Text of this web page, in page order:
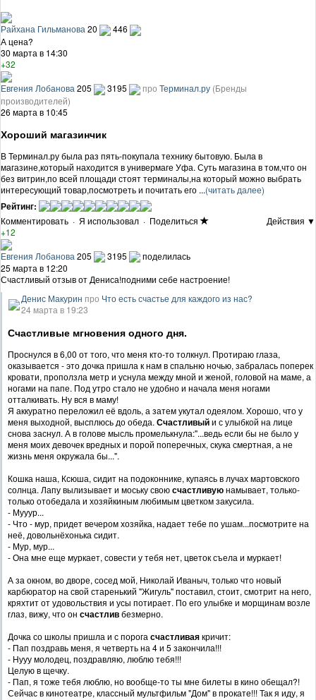
Райхана Гильманова 20
446
А цена?
30 марта в 14:30
+32
Евгения Лобанова 205 3195 про Терминал.ру (Бренды
производителей)
26 марта в 10:45
Хороший магазинчик
В Терминал.ру была раз пять-покупала технику бытовую. Была в
магазине,который находится в универмаге Уфа. Суть магазина в том,что он
без витрин,по всей площади стоят терминалы,на который можно выбрать
интересующий товар,посмотреть и почитать его ...(читать далее)
Рейтинг:
Комментировать · Я использовал · Поделиться
Действия ▼
+12
Евгения Лобанова 205 3195
поделилась
25 марта в 12:20
Счастливый отзыв от Дениса!подними себе настроение!
Денис Макурин про Что есть счастье для каждого из нас?
24 марта в 19:23
Счастливые мгновения одного дня.
Проснулся в 6,00 от того, что меня кто-то толкнул. Протираю глаза,
оказывается - это дочка пришла к нам в спальню ночью, забралась поперек
кровати, проползла метр и уснула между мной и женой, головой на маме, а
ногами на папе. Под утро стало не удобно и начала меня ногами
отталкивать. Ну вся в маму!
Я аккуратно переложил её вдоль, а затем укутал одеялом. Хорошо, что у
меня выходной, высплюсь до обеда.Счастливыйи с улыбкой на лице
снова заснул. А в голове мысль промелькнула:"...ведь если бы не было у
меня моих девочек вредных и порой поперечных, скука смертная, а не
жизнь меня окружала бы...".
Кошка наша, Ксюша, сидит на подоконнике, купаясь в лучах мартовского
солнца. Лапу вылизывает и моську своюсчастливуюнамывает, только-
только отобедала и хозяйкиным любимым цветком закусила.
- Мууур...
- Что - мур, придет вечером хозяйка, надает тебе по ушам...посмотрите на
неё, довольнёхонька сидит.
- Мур, мур...
- Она мне еще муркает, совести у тебя нет, цветок съела и муркает!
А за окном, во дворе, сосед мой, Николай Иваныч, только что новый
карбюратор на свой старенький "Жигуль" поставил, стоит, смотрит на него,
кряхтит от удовольствия и усы потирает. По его улыбке и морщинам возле
глаз, вижу, что он счастливбезмерно.
Дочка со школы пришла и с порогасчастливаякричит:
- Пап поздравь меня, я четверть на 4 и 5 закончила!!!
- Нууу молодец, поздравляю, люблю тебя!!!
Целую в щечку.
- Пап, я тоже тебя люблю, но вообще-то ты мне билеты в кино обещал?!
Сейчас в кинотеатре, классный мультфильм "Дом" в прокате!!! Так я иду, я